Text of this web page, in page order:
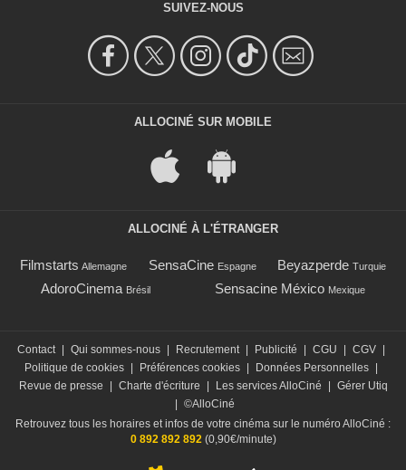
SUIVEZ-NOUS
ALLOCINÉ SUR MOBILE
ALLOCINÉ À L'ÉTRANGER
Filmstarts Allemagne SensaCine Espagne Beyazperde Turquie
AdoroCinema Brésil Sensacine México Mexique
Contact Qui sommes-nous Recrutement Publicité CGU CGV
Politique de cookies
Préférences cookies Données Personnelles
Revue de presse
Charte d'écriture Les services AlloCiné
Gérer Utiq
©AlloCiné
Retrouvez tous les horaires et infos de votre cinéma sur le numéro AlloCiné :
0 892 892 892(0,90€/minute)